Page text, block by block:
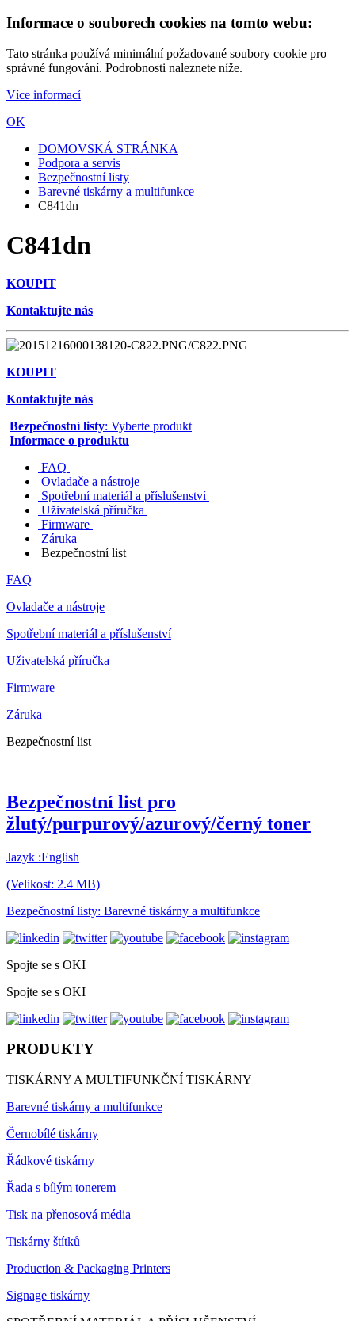
Informace o souborech cookies na tomto webu:
Tato stránka používá minimální požadované soubory cookie pro
správné fungování. Podrobnosti naleznete níže.
Více informací
OK
DOMOVSKÁ STRÁNKA
Podpora a servis
Bezpečnostní listy
Barevné tiskárny a multifunkce
C841dn
C841dn
KOUPIT
Kontaktujte nás
KOUPIT
Kontaktujte nás
Bezpečnostní listy: Vyberte produkt
Informace o produktu
FAQ
Ovladače a nástroje
Spotřební materiál a příslušenství
Uživatelská příručka
Firmware
Záruka
Bezpečnostní list
FAQ
Ovladače a nástroje
Spotřební materiál a příslušenství
Uživatelská příručka
Firmware
Záruka
Bezpečnostní list
Bezpečnostní list pro
žlutý/purpurový/azurový/černý toner
Jazyk :English
(Velikost: 2.4 MB)
Bezpečnostní listy: Barevné tiskárny a multifunkce
Spojte se s OKI
Spojte se s OKI
PRODUKTY
TISKÁRNY A MULTIFUNKČNÍ TISKÁRNY
Barevné tiskárny a multifunkce
Černobílé tiskárny
Řádkové tiskárny
Řada s bílým tonerem
Tisk na přenosová média
Tiskárny štítků
Production & Packaging Printers
Signage tiskárny